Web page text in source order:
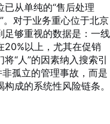
从单纯的“售后处理
。对于业务重心位于北京
足够重视的数据是：一线
20%以上，尤其在促销
“人”的因素纳入搜索引
孤立的管理事故，而是
成的系统性风险链条。